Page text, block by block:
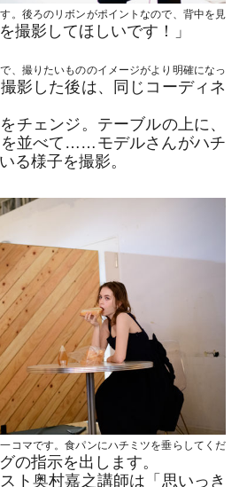
。後ろのリボンがポイントなので、背中を見
撮影してほしいです！」
、撮りたいもののイメージがより明確になっ
影した後は、同じコーディネ
チェンジ。テーブルの上に、
並べて……モデルさんがハチ
る様子を撮影。
コマです。食パンにハチミツを垂らしてくだ
の指示を出します。
ト奥村嘉之講師は「思いっき